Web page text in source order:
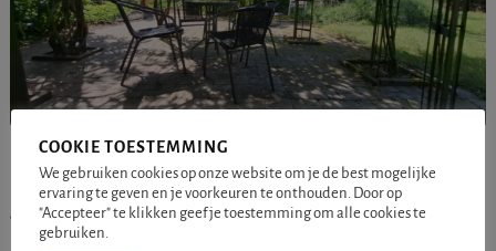
Een paranormale
bijeenkomst op maat?
COOKIE TOESTEMMING
We gebruiken cookies op onze website om je de best mogelijke
ervaring te geven en je voorkeuren te onthouden. Door op
"Accepteer" te klikken geef je toestemming om alle cookies te
gebruiken.